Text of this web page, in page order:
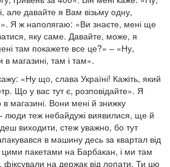
але давайте я Вам візьму одну,
Я ж наполягаю: «Ви знаєте, мені ще
яку саме. Давайте, може, я
там покажете все це?» – «Ну,
магазині, там і там».
«Ну що, слава Україні! Кажіть, який
Що у вас тут є, розповідайте». Я
магазині. Вони мені й знижку
люди теж небайдужі виявилися, ще й
виходити, стеж уважно, бо тут
в машину десь за квартал від
пакетами на Барбакан, і ми там
фіксували на держак від лопати. Ти цю